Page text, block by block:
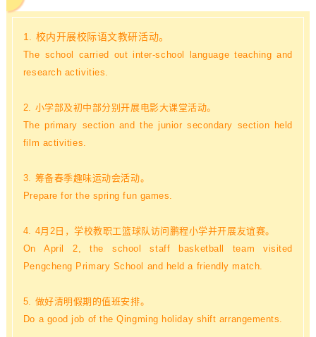
1. 校内开展校际语文教研活动。
The school carried out inter-school language teaching and
research activities.
2. 小学部及初中部分别开展电影大课堂活动。
The primary section and the junior secondary section held
film activities.
3. 筹备春季趣味运动会活动。
Prepare for the spring fun games.
4. 4月2日，学校教职工篮球队访问鹏程小学并开展友谊赛。
On April 2, the school staff basketball team visited
Pengcheng Primary School and held a friendly match.
5. 做好清明假期的值班安排。
Do a good job of the Qingming holiday shift arrangements.